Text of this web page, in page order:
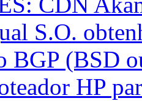
S.O.
BGP (BSD
HP